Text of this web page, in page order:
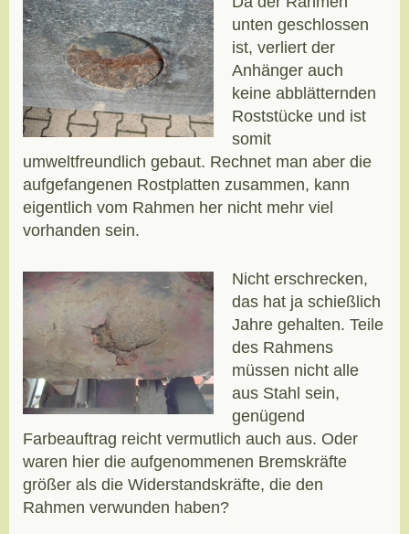
unten geschlossen
ist, verliert der
Anhänger auch
keine abblätternden
Roststücke und ist
somit
umweltfreundlich gebaut. Rechnet man aber die
aufgefangenen Rostplatten zusammen, kann
eigentlich vom Rahmen her nicht mehr viel
vorhanden sein.
Nicht erschrecken,
das hat ja schießlich
Jahre gehalten. Teile
des Rahmens
müssen nicht alle
aus Stahl sein,
genügend
Farbeauftrag reicht vermutlich auch aus. Oder
waren hier die aufgenommenen Bremskräfte
größer als die Widerstandskräfte, die den
Rahmen verwunden haben?